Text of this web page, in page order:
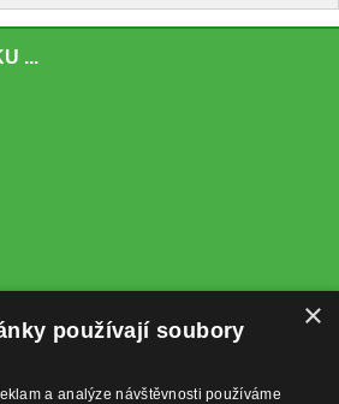
...
×
používají soubory
a analýze návštěvnosti používáme